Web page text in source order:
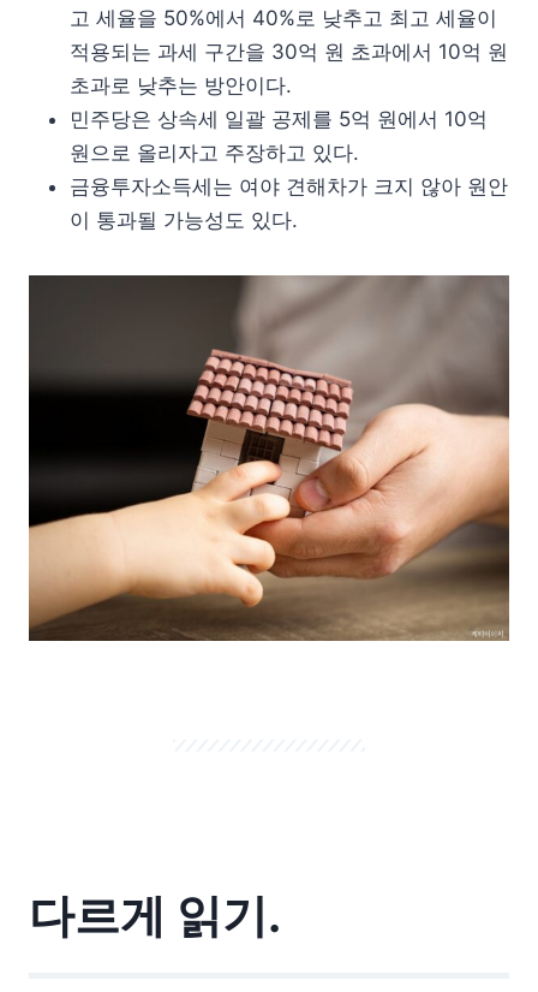
고 세율을 50%에서 40%로 낮추고 최고 세율이
적용되는 과세 구간을 30억 원 초과에서 10억 원
초과로 낮추는 방안이다.
민주당은 상속세 일괄 공제를 5억 원에서 10억
원으로 올리자고 주장하고 있다.
금융투자소득세는 여야 견해차가 크지 않아 원안
이 통과될 가능성도 있다.
다르게 읽기.